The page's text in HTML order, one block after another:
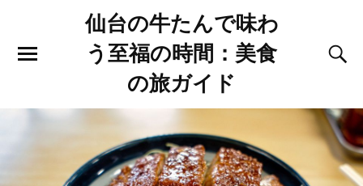
仙台の牛たんで味わ
う至福の時間：美食
の旅ガイド